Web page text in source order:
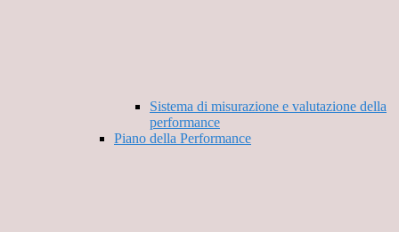
Sistema di misurazione e valutazione della
performance
Piano della Performance